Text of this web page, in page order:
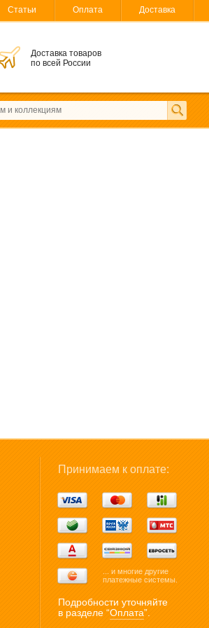
Статьи Оплата Доставка
Доставка товаров
по всей России
Принимаем к оплате:
... и многие другие
платежные системы.
Подробности уточняйте
в разделе “Оплата”.